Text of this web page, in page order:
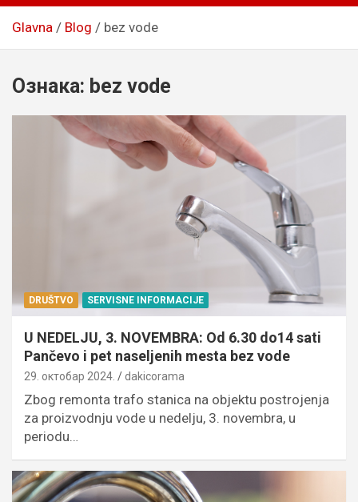
Glavna Blog bez vode
Ознака: bez vode
DRUŠTVO SERVISNE INFORMACIJE
U NEDELJU, 3. NOVEMBRA: Od 6.30 do14 sati
Pančevo i pet naseljenih mesta bez vode
29. октобар 2024. dakicorama
Zbog remonta trafo stanica na objektu postrojenja
za proizvodnju vode u nedelju, 3. novembra, u
periodu…